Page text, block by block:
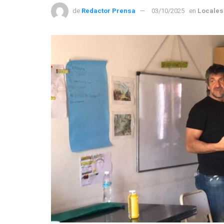
de Redactor Prensa 03/10/2025 en Locales